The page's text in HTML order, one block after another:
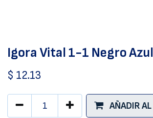
Igora Vital 1-1 Negro
$ 12.13
AÑADIR